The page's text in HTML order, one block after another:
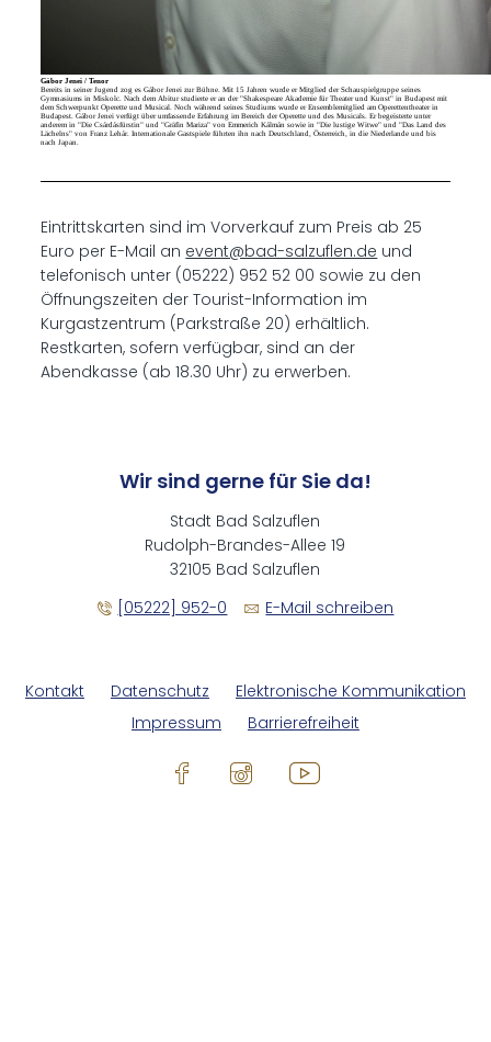
Gábor Jenei / Tenor
Bereits in seiner Jugend zog es Gábor Jenei zur Bühne. Mit 15 Jahren wurde er Mitglied der Schauspielgruppe seines
Gymnasiums in Miskolc. Nach dem Abitur studierte er an der "Shakespeare Akademie für Theater und Kunst" in Budapest mit
dem Schwerpunkt Operette und Musical. Noch während seines Studiums wurde er Ensemblemitglied am Operettentheater in
Budapest. Gábor Jenei verfügt über umfassende Erfahrung im Bereich der Operette und des Musicals. Er begeisterte unter
anderem in "Die Csárdásfürstin" und "Gräfin Mariza" von Emmerich Kálmán sowie in "Die lustige Witwe" und "Das Land des
Lächelns" von Franz Lehár. Internationale Gastspiele führten ihn nach Deutschland, Österreich, in die Niederlande und bis
nach Japan.
Eintrittskarten sind im Vorverkauf zum Preis ab 25
Euro per E-Mail an event@bad-salzuflen.de und
telefonisch unter (05222) 952 52 00 sowie zu den
Öffnungszeiten der Tourist-Information im
Kurgastzentrum (Parkstraße 20) erhältlich.
Restkarten, sofern verfügbar, sind an der
Abendkasse (ab 18.30 Uhr) zu erwerben.
Wir sind gerne für Sie da!
Stadt Bad Salzuflen
Rudolph-Brandes-Allee 19
32105 Bad Salzuflen
[05222] 952-0
E-Mail schreiben
Kontakt Datenschutz
Elektronische Kommunikation
Impressum
Barrierefreiheit